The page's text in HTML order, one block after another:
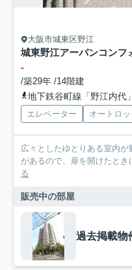
大阪市城東区野江
城東野江アーバンコンフ
-
/築29年 /14階建
地下鉄谷町線「野江内代
エレベーター オートロッ
広々としたゆとりある室内
があるので、扉を開けたと
る
販売中の部屋
過去掲載物